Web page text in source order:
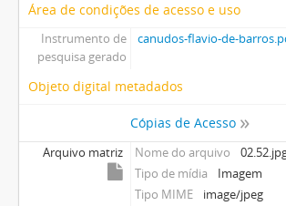
Área de condições de acesso e uso
Instrumento de
pesquisa gerado
canudos-flavio-de-
Objeto digital metadados
Cópias de Acesso
Arquivo matriz Nome do arquivo
Tipo de mídia
Imagem
Tipo MIME
image/jpeg